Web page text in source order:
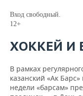
Вход свободный.
12+
ХОККЕЙ И
В рамках
казанский «Ак
недели «барсам»